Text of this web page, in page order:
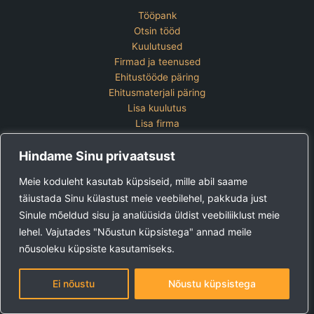
Hindame Sinu privaatsust
Meie koduleht kasutab küpsiseid, mille abil saame
täiustada Sinu külastust meie veebilehel, pakkuda just
Sinule mõeldud sisu ja analüüsida üldist veebiliiklust meie
lehel. Vajutades "Nõustun küpsistega" annad meile
nõusoleku küpsiste kasutamiseks.
Ei nõustu Nõustu küpsistega
Tööpank
Otsin tööd
Kuulutused
Firmad ja teenused
Ehitustööde päring
Ehitusmaterjali päring
Lisa kuulutus
Lisa firma
Kontakt
Lisa kuulutus
Vaata ettevõtete pakette
Ehitus24 OÜ
Tel:+372 5123 867 (E-R 9-15)
E-post: kuulutused@ehitus24.ee
Copyright © 2026 Ehitus24